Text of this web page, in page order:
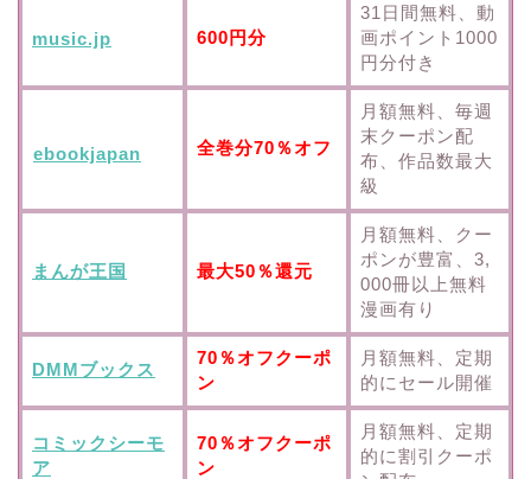
music.jp 600円分
31日間無料、動
画ポイント1000
円分付き
ebookjapan 全巻分70％オフ
月額無料、毎週
末クーポン配
布、作品数最大
級
まんが王国 最大50％還元
月額無料、クー
ポンが豊富、3,
000冊以上無料
漫画有り
DMMブックス
70％オフクーポ
ン
月額無料、定期
的にセール開催
コミックシーモ
ア
70％オフクーポ
ン
月額無料、定期
的に割引クーポ